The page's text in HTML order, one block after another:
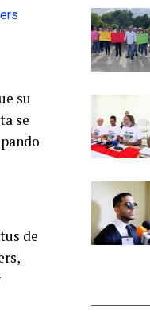
su
se
de